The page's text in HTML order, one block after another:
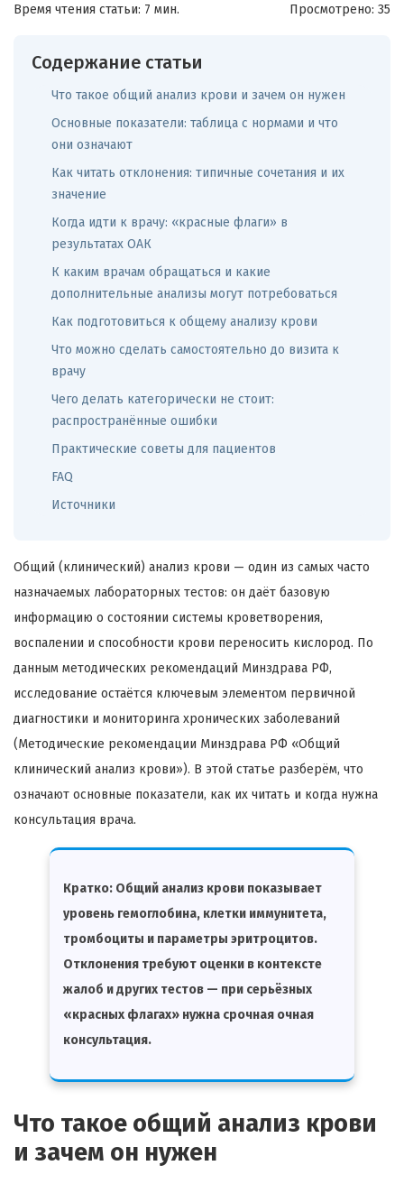
Время чтения статьи: 7 мин. Просмотрено: 35
Содержание статьи
Что такое общий анализ крови и зачем он нужен
Основные показатели: таблица с нормами и что
они означают
Как читать отклонения: типичные сочетания и их
значение
Когда идти к врачу: «красные флаги» в
результатах ОАК
К каким врачам обращаться и какие
дополнительные анализы могут потребоваться
Как подготовиться к общему анализу крови
Что можно сделать самостоятельно до визита к
врачу
Чего делать категорически не стоит:
распространённые ошибки
Практические советы для пациентов
FAQ
Источники
Общий (клинический) анализ крови — один из самых часто
назначаемых лабораторных тестов: он даёт базовую
информацию о состоянии системы кроветворения,
воспалении и способности крови переносить кислород. По
данным методических рекомендаций Минздрава РФ,
исследование остаётся ключевым элементом первичной
диагностики и мониторинга хронических заболеваний
(Методические рекомендации Минздрава РФ «Общий
клинический анализ крови»). В этой статье разберём, что
означают основные показатели, как их читать и когда нужна
консультация врача.
Кратко: Общий анализ крови показывает
уровень гемоглобина, клетки иммунитета,
тромбоциты и параметры эритроцитов.
Отклонения требуют оценки в контексте
жалоб и других тестов — при серьёзных
«красных флагах» нужна срочная очная
консультация.
Что такое общий анализ крови
и зачем он нужен